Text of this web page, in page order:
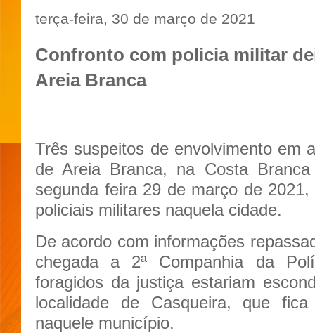
terça-feira, 30 de março de 2021
Confronto com policia militar
Areia Branca
Três suspeitos de envolvimento em
de Areia Branca, na Costa
segunda feira 29 de março de
policiais militares naquela cidade.
De acordo com informações
chegada a 2ª Companhia da
foragidos da justiça estariam
localidade de Casqueira, que
naquele município.